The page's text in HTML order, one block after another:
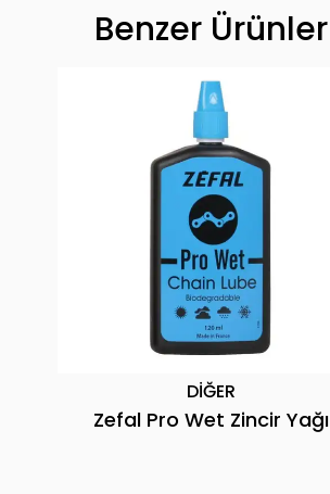
Benzer Ürünler
DİĞER
Zefal Pro Wet Zincir Yağı